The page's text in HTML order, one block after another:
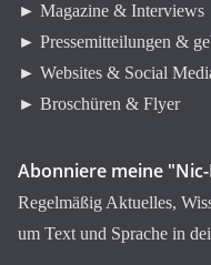
► Magazine & Interviews
► Pressemitteilungen &
► Websites & Social
► Broschüren & Flyer
Abonniere meine
Regelmäßig Aktuelles,
um Text und Sprache in